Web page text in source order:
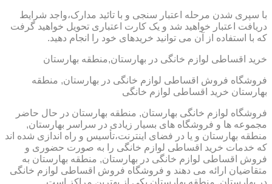
با سپری شدن مرحله اعتبار سنجی و با تائید مدارک،واجد شرایط
دریافت اعتبار خواهید شد و یک کارت اعتباری تحویل خواهید گرفت
که با استفاده از آن می توانید خریدهای خود را انجام دهید.
خرید اقساطی لوازم خانگی در بهارستان,منطقه بهارستان
فروشگاه فروش اقساطی لوازم خانگی در بهارستان, منطقه
بهارستان خرید اقساطی لوازم خانگی
فروشگاه لوازم خانگی بهارستان, منطقه بهارستان در حال حاضر
مجموعه ها و فروشگاه های بسیار زیادی در سراسر بهارستان,
منطقه بهارستان و یا در فضای اینترنت،تأسیس و راه اندازی شده اند
که خدمات خرید اقساطی لوازم خانگی را به صورت حضوری و
فروش اقساطی لوازم خانگی در بهارستان, منطقه بهارستان به
متقاضیان ارائه می دهند و فروشگاه فروش اقساطی لوازم خانگی